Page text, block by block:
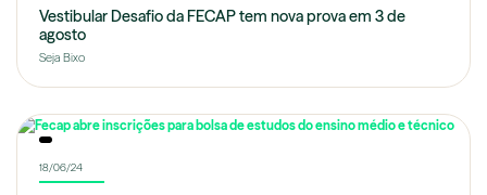
Vestibular Desafio da FECAP tem nova prova em 3 de
agosto
Seja Bixo
18/06/24